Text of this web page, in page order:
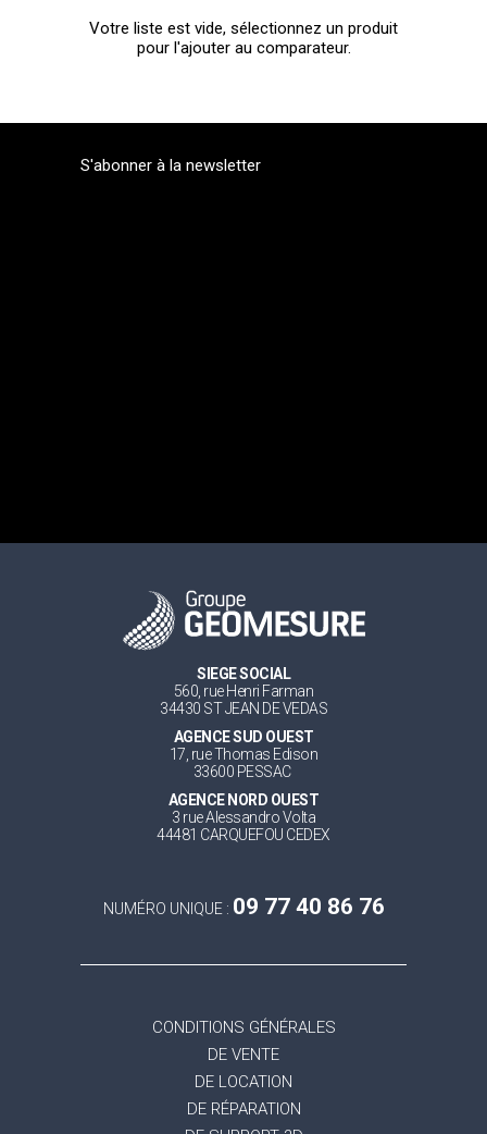
Votre liste est vide, sélectionnez un produit
pour l'ajouter au comparateur.
S'abonner à la newsletter
SIEGE SOCIAL
560, rue Henri Farman
34430 ST JEAN DE VEDAS
AGENCE SUD OUEST
17, rue Thomas Edison
33600 PESSAC
AGENCE NORD OUEST
3 rue Alessandro Volta
44481 CARQUEFOU CEDEX
NUMÉRO UNIQUE : 09 77 40 86 76
CONDITIONS GÉNÉRALES
DE VENTE
DE LOCATION
DE RÉPARATION